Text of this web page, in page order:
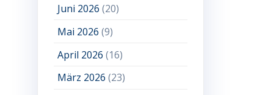
Juni 2026 (20)
Mai 2026 (9)
April 2026 (16)
März 2026 (23)